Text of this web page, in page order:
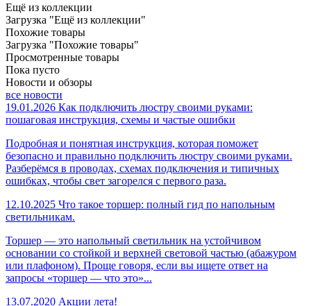
Ещё из коллекции
Загрузка "Ещё из коллекции"
Похожие товары
Загрузка "Похожие товары"
Просмотренные товары
Пока пусто
Новости и обзоры
все новости
19.01.2026 Как подключить люстру своими руками:
пошаговая инструкция, схемы и частые ошибки
Подробная и понятная инструкция, которая поможет
безопасно и правильно подключить люстру своими руками.
Разберёмся в проводах, схемах подключения и типичных
ошибках, чтобы свет загорелся с первого раза.
12.10.2025 Что такое торшер: полный гид по напольным
светильникам.
Торшер — это напольный светильник на устойчивом
основании со стойкой и верхней световой частью (абажуром
или плафоном). Проще говоря, если вы ищете ответ на
запросы «торшер — что это»...
13.07.2020 Акции лета!